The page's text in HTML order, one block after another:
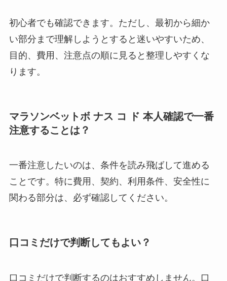
初心者でも確認できます。ただし、最初から細か
い部分まで理解しようとすると迷いやすいため、
目的、費用、注意点の順に見ると整理しやすくな
ります。
マラソンベットボ ナス コ ド 本人確認で一番
注意することは？
一番注意したいのは、条件を読み飛ばして進める
ことです。特に費用、契約、利用条件、安全性に
関わる部分は、必ず確認してください。
口コミだけで判断してもよい？
口コミだけで判断するのはおすすめしません。口